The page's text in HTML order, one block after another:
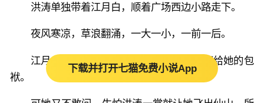
洪涛单独带着江月白，顺着广场西边小路走下。
夜风寒凉，草浪翻涌，一大一小，一前一后。
江月白始终盯着洪涛手中属于她，却又不给她的包
袱。
下载并打开七猫免费小说App